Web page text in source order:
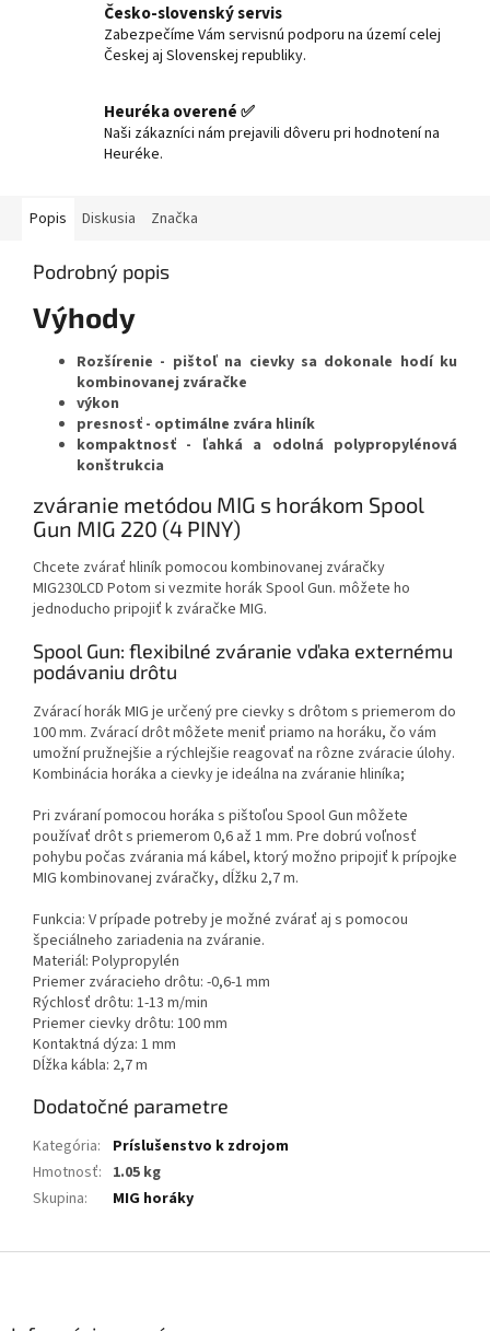
Česko-slovenský servis
Zabezpečíme Vám servisnú podporu na území celej
Českej aj Slovenskej republiky.
Heuréka overené ✅
Naši zákazníci nám prejavili dôveru pri hodnotení na
Heuréke.
Popis Diskusia Značka
Podrobný popis
Výhody
Rozšírenie - pištoľ na cievky sa dokonale hodí ku
kombinovanej zváračke
výkon
presnosť - optimálne zvára hliník
kompaktnosť - ľahká a odolná polypropylénová
konštrukcia
zváranie metódou MIG s horákom Spool
Gun MIG 220 (4 PINY)
Chcete zvárať hliník pomocou kombinovanej zváračky
MIG230LCD Potom si vezmite horák Spool Gun. môžete ho
jednoducho pripojiť k zváračke MIG.
Spool Gun: flexibilné zváranie vďaka externému
podávaniu drôtu
Zvárací horák MIG je určený pre cievky s drôtom s priemerom do
100 mm. Zvárací drôt môžete meniť priamo na horáku, čo vám
umožní pružnejšie a rýchlejšie reagovať na rôzne zváracie úlohy.
Kombinácia horáka a cievky je ideálna na zváranie hliníka;
Pri zváraní pomocou horáka s pištoľou Spool Gun môžete
používať drôt s priemerom 0,6 až 1 mm. Pre dobrú voľnosť
pohybu počas zvárania má kábel, ktorý možno pripojiť k prípojke
MIG kombinovanej zváračky, dĺžku 2,7 m.
Funkcia: V prípade potreby je možné zvárať aj s pomocou
špeciálneho zariadenia na zváranie.
Materiál: Polypropylén
Priemer zváracieho drôtu: -0,6-1 mm
Rýchlosť drôtu: 1-13 m/min
Priemer cievky drôtu: 100 mm
Kontaktná dýza: 1 mm
Dĺžka kábla: 2,7 m
Dodatočné parametre
Kategória:
Príslušenstvo k zdrojom
Hmotnosť: 1.05 kg
Skupina: MIG horáky